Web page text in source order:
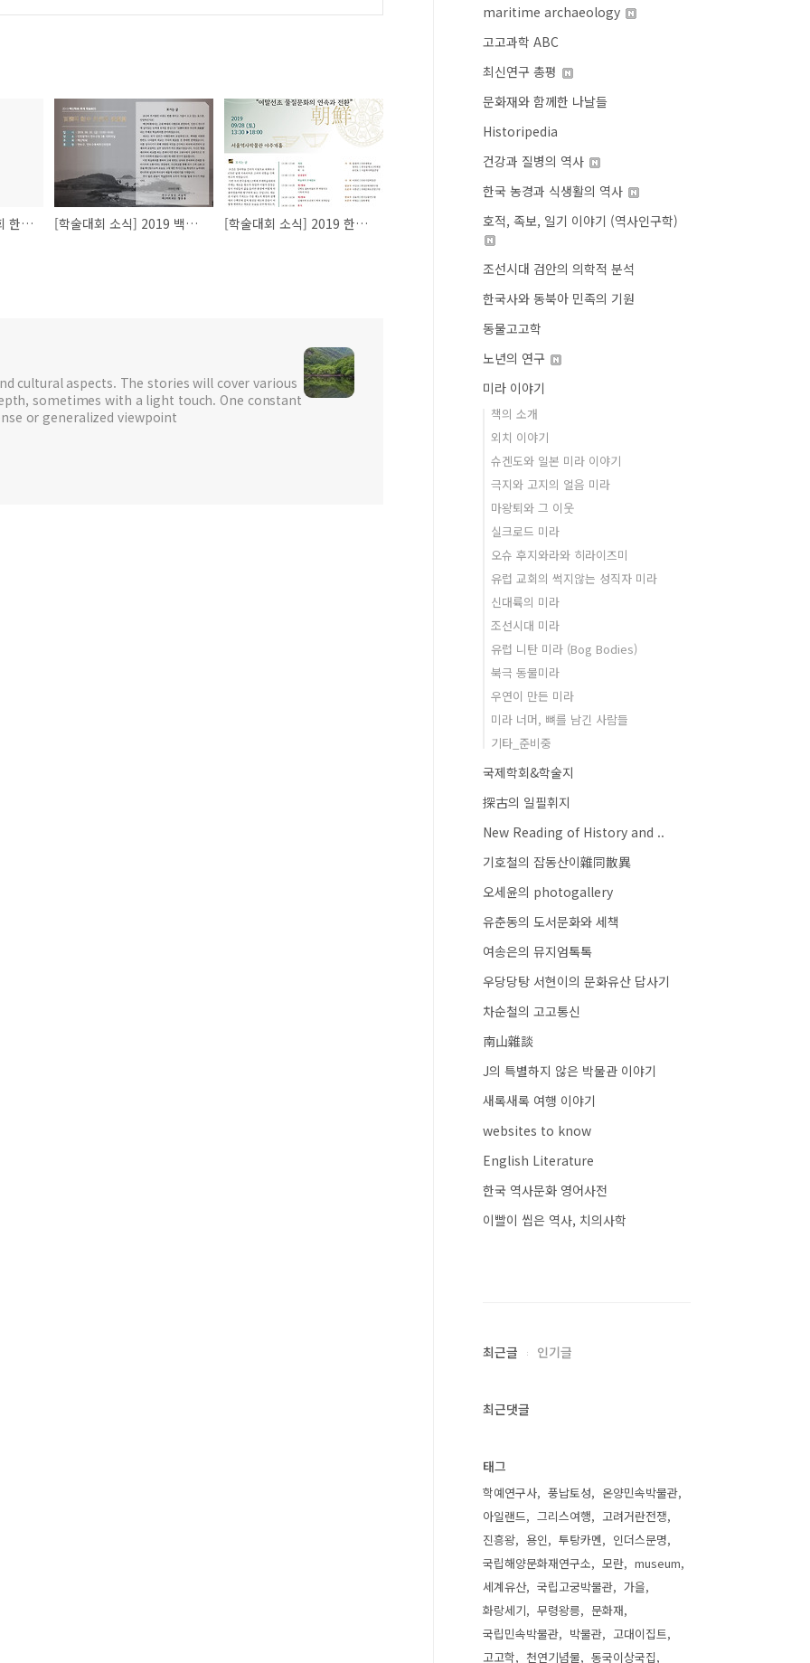
[학술대회 소식]제50회 한국상고사학회 학술대회 해양의 상고사-환황해권의 해양문화 [학술대회 소식] 2019 백산학회 추계 학술대회 [학술대회 소식] 2019 한국 중세고고학회 추계학술대회
cultural aspects. The stories will cover various
sometimes with a light touch. One constant
or generalized viewpoint
maritime archaeology
고고과학 ABC
최신연구 총평
문화재와 함께한 나날들
Historipedia
건강과 질병의 역사
한국 농경과 식생활의 역사
호적, 족보, 일기 이야기 (역사인구학)
조선시대 검안의 의학적 분석
한국사와 동북아 민족의 기원
동물고고학
노년의 연구
미라 이야기
책의 소개
외치 이야기
슈겐도와 일본 미라 이야기
극지와 고지의 얼음 미라
마왕퇴와 그 이웃
실크로드 미라
오슈 후지와라와 히라이즈미
유럽 교회의 썩지않는 성직자 미라
신대륙의 미라
조선시대 미라
유럽 니탄 미라 (Bog Bodies)
북극 동물미라
우연이 만든 미라
미라 너머, 뼈를 남긴 사람들
기타_준비중
국제학회&학술지
探古의 일필휘지
New Reading of History and ..
기호철의 잡동산이雜同散異
오세윤의 photogallery
유춘동의 도서문화와 세책
여송은의 뮤지엄톡톡
우당당탕 서현이의 문화유산 답사기
차순철의 고고통신
南山雜談
J의 특별하지 않은 박물관 이야기
새록새록 여행 이야기
websites to know
English Literature
한국 역사문화 영어사전
이빨이 씹은 역사, 치의사학
최근글 인기글
최근댓글
태그
학예연구사 풍납토성
온양민속박물관
아일랜드
그리스여행
고려거란전쟁
진흥왕
용인 투탕카멘
인더스문명
국립해양문화재연구소
모란
museum
세계유산
국립고궁박물관
가을
화랑세기
무령왕릉
문화재
국립민속박물관
박물관
고대이집트
고고학
천연기념물 동국이상국집